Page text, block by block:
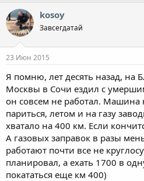
kosoy
Завсегдатай
23 Июн 2015
Я помню, лет десять назад, на
Москвы в Сочи ездил с
он совсем не работал. Машина
париться, летом и на газу
хватало на 400 км. Если
А газовых заправок в разы
работают почти все не
планировал, а ехать 1700 в
покататься еще км 400)